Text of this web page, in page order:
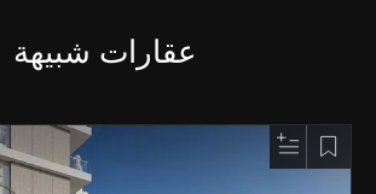
عقارات شبيهة